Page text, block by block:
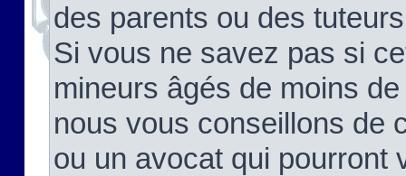
des parents ou des
Si vous ne savez pas si
mineurs âgés de moins
nous vous conseillons de
ou un avocat qui pourront